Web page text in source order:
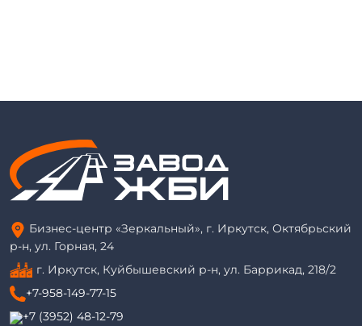
Бизнес-центр «Зеркальный», г. Иркутск, Октябрьский
р-н, ул. Горная, 24
г. Иркутск, Куйбышевский р-н, ул. Баррикад, 218/2
+7-958-149-77-15
+7 (3952) 48-12-79